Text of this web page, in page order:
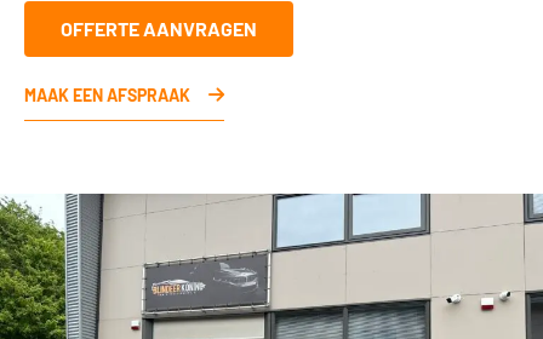
OFFERTE AANVRAGEN
MAAK EEN AFSPRAAK